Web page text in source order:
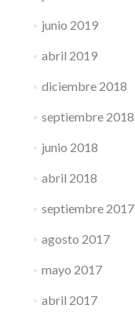
junio 2019
abril 2019
diciembre 2018
septiembre 2018
junio 2018
abril 2018
septiembre 2017
agosto 2017
mayo 2017
abril 2017